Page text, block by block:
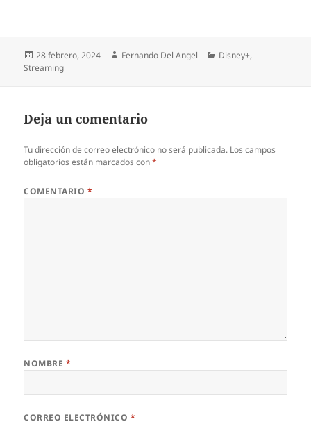
Publicado
el
28 febrero, 2024 Autor
Fernando Del Angel Categorías
Disney+,
Streaming
Deja un comentario
Tu dirección de correo electrónico no será publicada. Los campos
obligatorios están marcados con*
COMENTARIO *
NOMBRE *
CORREO ELECTRÓNICO *